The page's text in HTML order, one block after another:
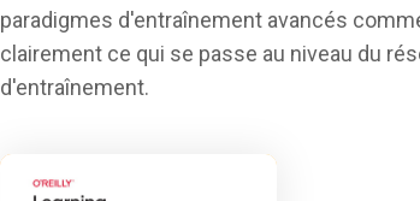
paradigmes d'entraînement avancés
clairement ce qui se passe au niveau du
d'entraînement.